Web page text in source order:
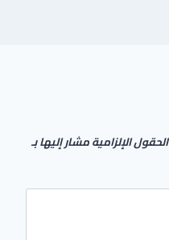
الحقول الإلزامية مشار إليها بـ